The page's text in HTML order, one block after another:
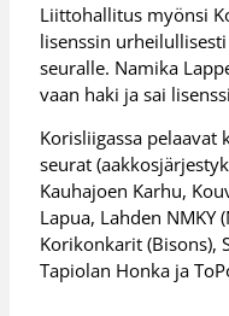
Liittohallitus myönsi
lisenssin
seuralle. Namika
vaan haki ja sai
Korisliigassa pelaavat
seurat
Kauhajoen Karhu,
Lapua, Lahden NMKY
Korikonkarit (Bisons),
Tapiolan Honka ja